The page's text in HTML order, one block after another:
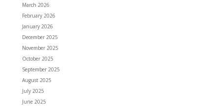
March 2026
February 2026
January 2026
December 2025
November 2025
October 2025
September 2025
August 2025
July 2025
June 2025